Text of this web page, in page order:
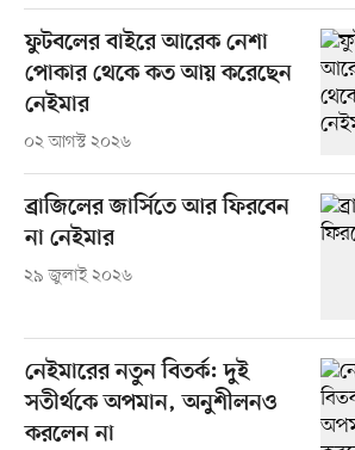
ফুটবলের বাইরে আরেক নেশা
পোকার থেকে কত আয় করেছেন
নেইমার
০২ আগস্ট ২০২৬
ব্রাজিলের জার্সিতে আর ফিরবেন
না নেইমার
২৯ জুলাই ২০২৬
নেইমারের নতুন বিতর্ক: দুই
সতীর্থকে অপমান, অনুশীলনও
করলেন না